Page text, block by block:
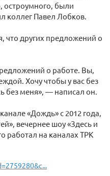
остроумного, были
коллег Павел Лобков.
что других предложений о
о работе. Вы,
Хочу чтобы у вас без
без меня», — написал он.
«Дождь» с 2012 года,
вечернее шоу «Здесь и
работал на каналах ТРК